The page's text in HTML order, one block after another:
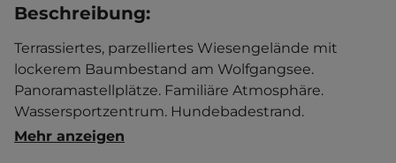
Beschreibung:
Terrassiertes, parzelliertes Wiesengelände mit
lockerem Baumbestand am Wolfgangsee.
Panoramastellplätze. Familiäre Atmosphäre.
Wassersportzentrum. Hundebadestrand.
Relaxbereich "Bankerl zur schönen Aussicht".
Mehr anzeigen